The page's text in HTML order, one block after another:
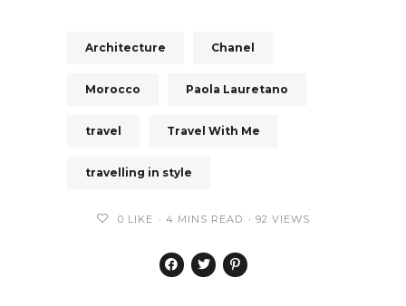
Architecture Chanel
Morocco Paola Lauretano
travel Travel With Me
travelling in style
0 LIKE 4 MINS READ 92 VIEWS